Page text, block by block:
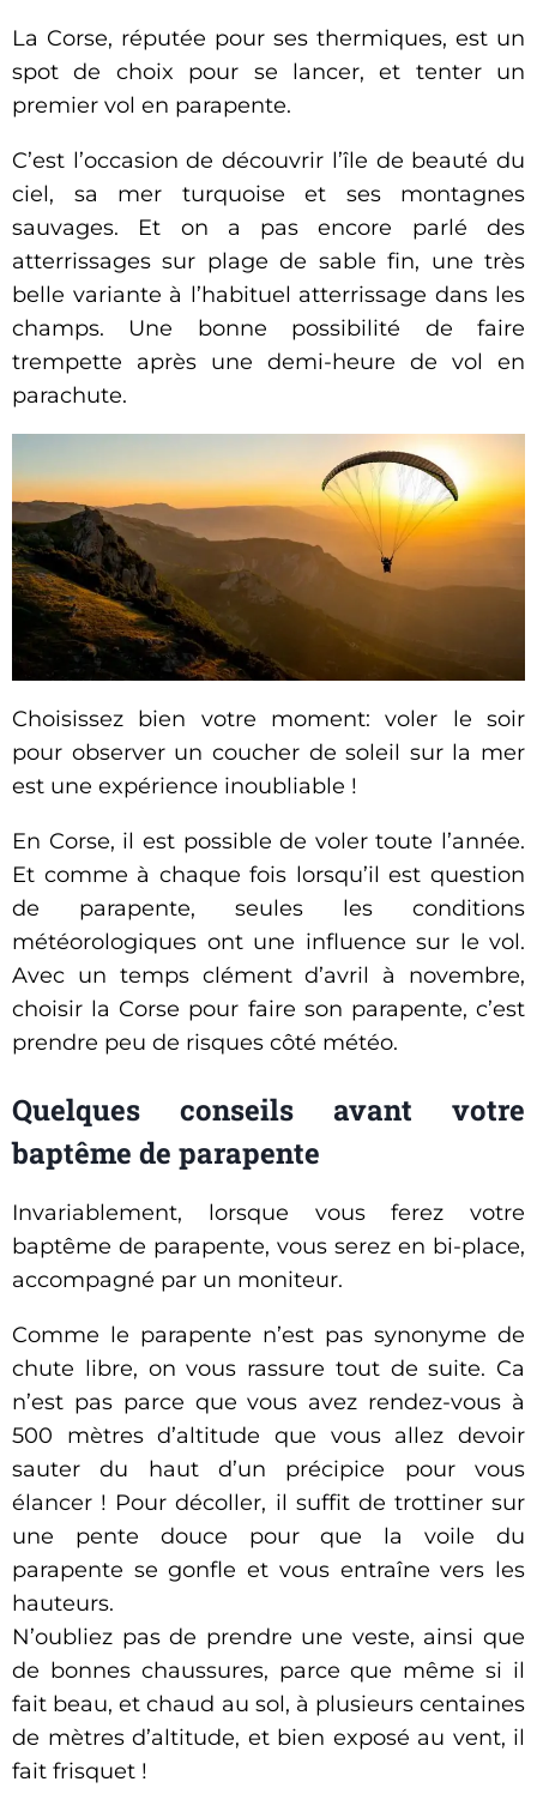
La Corse, réputée pour ses thermiques, est un
spot de choix pour se lancer, et tenter un
premier vol en parapente.
C’est l’occasion de découvrir l’île de beauté du
ciel, sa mer turquoise et ses montagnes
sauvages. Et on a pas encore parlé des
atterrissages sur plage de sable fin, une très
belle variante à l’habituel atterrissage dans les
champs. Une bonne possibilité de faire
trempette après une demi-heure de vol en
parachute.
Choisissez bien votre moment: voler le soir
pour observer un coucher de soleil sur la mer
est une expérience inoubliable !
En Corse, il est possible de voler toute l’année.
Et comme à chaque fois lorsqu’il est question
de parapente, seules les conditions
météorologiques ont une influence sur le vol.
Avec un temps clément d’avril à novembre,
choisir la Corse pour faire son parapente, c’est
prendre peu de risques côté météo.
Quelques conseils avant votre
baptême de parapente
Invariablement, lorsque vous ferez votre
baptême de parapente, vous serez en bi-place,
accompagné par un moniteur.
Comme le parapente n’est pas synonyme de
chute libre, on vous rassure tout de suite. Ca
n’est pas parce que vous avez rendez-vous à
500 mètres d’altitude que vous allez devoir
sauter du haut d’un précipice pour vous
élancer ! Pour décoller, il suffit de trottiner sur
une pente douce pour que la voile du
parapente se gonfle et vous entraîne vers les
hauteurs.
N’oubliez pas de prendre une veste, ainsi que
de bonnes chaussures, parce que même si il
fait beau, et chaud au sol, à plusieurs centaines
de mètres d’altitude, et bien exposé au vent, il
fait frisquet !